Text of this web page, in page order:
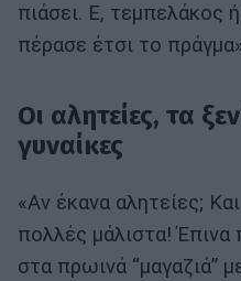
πιάσει. Ε, τεμπελάκος
πέρασε έτσι το
Οι αλητείες, τα
γυναίκες
«Αν έκανα αλητείες;
πολλές μάλιστα!
στα πρωινά “μαγαζιά”